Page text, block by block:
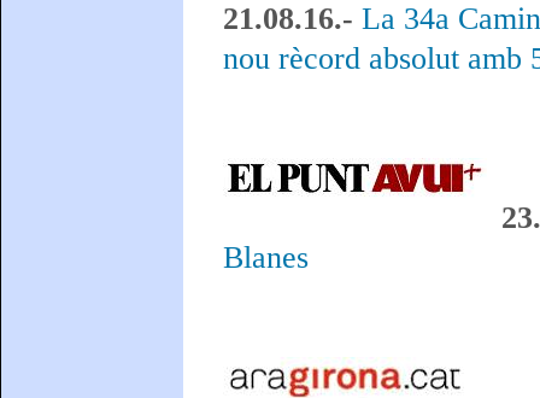
21.08.16.- La 34a
nou rècord absolut amb
Blanes